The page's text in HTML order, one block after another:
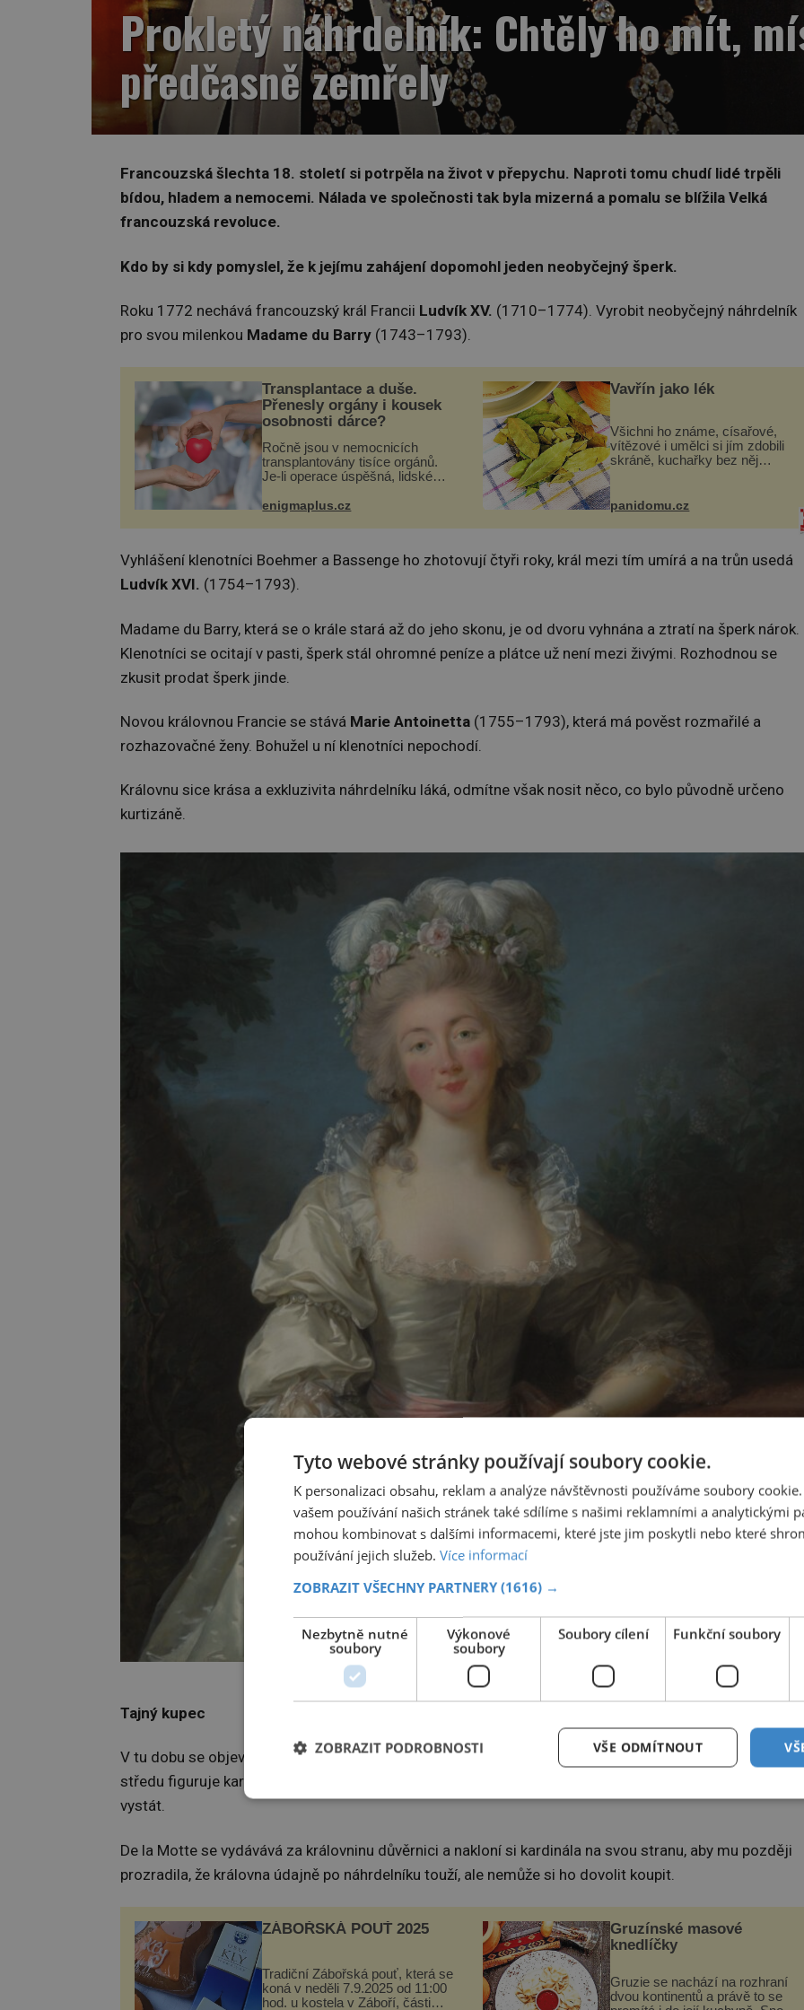
Prokletý náhrdelník: Chtěly ho mít,
předčasně zemřely
Francouzská šlechta 18. století si potrpěla na život v přepychu. Naproti tomu chudí lidé trpěli
bídou, hladem a nemocemi. Nálada ve společnosti tak byla mizerná a pomalu se blížila Velká
francouzská revoluce.
Kdo by si kdy pomyslel, že k jejímu zahájení dopomohl jeden neobyčejný šperk.
Roku 1772 nechává francouzský král Francii Ludvík XV. (1710–1774). Vyrobit neobyčejný náhrdelník
pro svou milenkou Madame du Barry (1743–1793).
Transplantace a duše.
Přenesly orgány i kousek
osobnosti dárce?
Ročně jsou v nemocnicích
transplantovány tisíce orgánů.
Je-li operace úspěšná, lidské
své a pacient může vést
při transplantaci nepřijímám...
enigmaplus.cz
Vavřín jako lék
Všichni ho známe, císařové,
vítězové i umělci si jím zdobili
skráně, kuchařky bez něj
zmírnit některé naše neduhy.
Obsahuje v malém množství
ně...
panidomu.cz
Vyhlášení klenotníci Boehmer a Bassenge ho zhotovují čtyři roky, král mezi tím umírá a na trůn usedá
Ludvík XVI. (1754–1793).
Madame du Barry, která se o krále stará až do jeho skonu, je od dvoru vyhnána a ztratí na šperk nárok.
Klenotníci se ocitají v pasti, šperk stál ohromné peníze a plátce už není mezi živými. Rozhodnou se
zkusit prodat šperk jinde.
Novou královnou Francie se stává Marie Antoinetta (1755–1793), která má pověst rozmařilé a
rozhazovačné ženy. Bohužel u ní klenotníci nepochodí.
Královnu sice krása a exkluzivita náhrdelníku láká, odmítne však nosit něco, co bylo původně určeno
kurtizáně.
Šperk byl vytvořen pro královu milenku Madame du Barry.
Tajný kupec
V tu dobu se objevuje Jeanne de la Motte(1756–1791). Zosnuje plán, jak náhrdelník získat. V jeho
středu figuruje kardinál
vystát.
De la Motte se vydávává za královninu důvěrnici a nakloní si kardinála na svou stranu, aby mu později
prozradila, že královna údajně po náhrdelníku touží, ale nemůže si ho dovolit koupit.
ZÁBOŘSKÁ POUŤ 2025
Tradiční Zábořská pouť, která se
koná v neděli 7.9.2025 od 11:00
hod. u kostela v Záboří, části
Gruzínské masové
knedlíčky
Gruzie se nachází na rozhraní
dvou kontinentů a právě to se
Tyto webové stránky používají soubory cookie.
K personalizaci obsahu, reklam a analýze návštěvnosti používáme soubory
vašem používání našich stránek také sdílíme s našimi reklamními a analytickými
mohou kombinovat s dalšími informacemi, které jste jim poskytli nebo které
používání jejich služeb. Více informací
ZOBRAZIT VŠECHNY PARTNERY (1616) →
Nezbytně nutné
soubory
Výkonové
soubory
Soubory cílení Funkční soubory
VŠE ODMÍTNOUT
ZOBRAZIT PODROBNOSTI